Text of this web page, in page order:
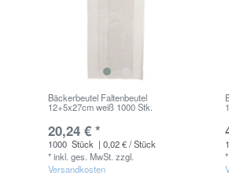
Bäckerbeutel Faltenbeutel
12+5x27cm weiß 1000 Stk.
20,24 € *
1000 Stück | 0,02 € / Stück
*inkl. ges. MwSt. zzgl.
Versandkosten